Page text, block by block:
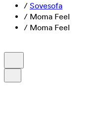
/ Sovesofa
/ Moma Feel
/ Moma Feel